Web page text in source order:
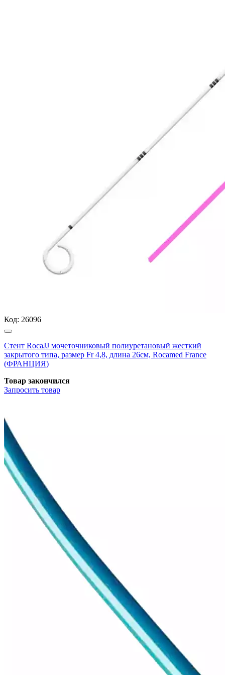
Код: 26096
Стент RocaJJ мочеточниковый полиуретановый жесткий
закрытого типа, размер Fr 4,8, длина 26см, Rocamed France
(ФРАНЦИЯ)
Товар закончился
Запросить товар